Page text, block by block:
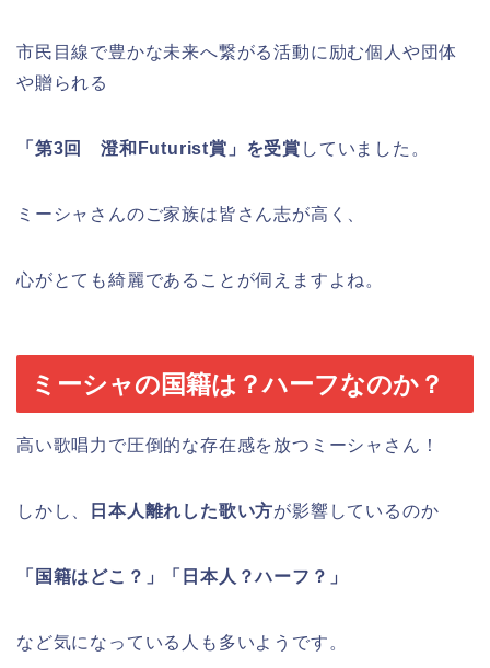
市民目線で豊かな未来へ繋がる活動に励む個人や団体
や贈られる
「第3回 澄和Futurist賞」を受賞 していました。
ミーシャさんのご家族は皆さん志が高く、
心がとても綺麗であることが伺えますよね。
ミーシャの国籍は？ハーフなのか？
高い歌唱力で圧倒的な存在感を放つミーシャさん！
しかし、 日本人離れした歌い方が影響しているのか
「国籍はどこ？」「日本人？ハーフ？」
など気になっている人も多いようです。